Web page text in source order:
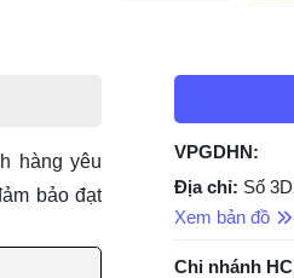
hàng yêu
bảo đạt
VPGDHN:
Địa chỉ: Số
Xem bản đồ
Chi nhánh